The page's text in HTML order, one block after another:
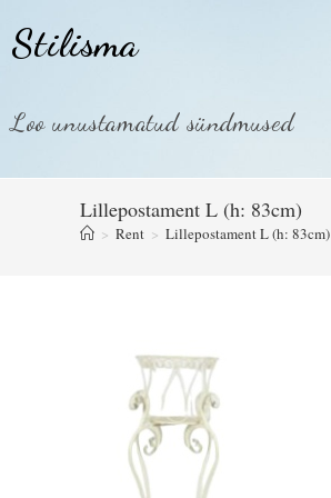
Stilisma
Loo unustamatud sündmused
Lillepostament L (h: 83cm)
> Rent > Lillepostament L (h: 83cm)